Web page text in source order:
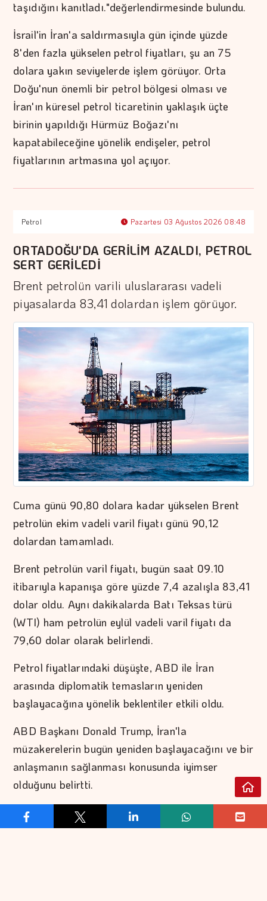
taşıdığını kanıtladı."değerlendirmesinde bulundu.
İsrail'in İran'a saldırmasıyla gün içinde yüzde
8'den fazla yükselen petrol fiyatları, şu an 75
dolara yakın seviyelerde işlem görüyor. Orta
Doğu'nun önemli bir petrol bölgesi olması ve
İran'ın küresel petrol ticaretinin yaklaşık üçte
birinin yapıldığı Hürmüz Boğazı'nı
kapatabileceğine yönelik endişeler, petrol
fiyatlarının artmasına yol açıyor.
Petrol Pazartesi 03 Ağustos 2026 08:48
ORTADOĞU'DA GERİLİM AZALDI, PETROL
SERT GERİLEDİ
Brent petrolün varili uluslararası vadeli
piyasalarda 83,41 dolardan işlem görüyor.
Cuma günü 90,80 dolara kadar yükselen Brent
petrolün ekim vadeli varil fiyatı günü 90,12
dolardan tamamladı.
Brent petrolün varil fiyatı, bugün saat 09.10
itibarıyla kapanışa göre yüzde 7,4 azalışla 83,41
dolar oldu. Aynı dakikalarda Batı Teksas türü
(WTI) ham petrolün eylül vadeli varil fiyatı da
79,60 dolar olarak belirlendi.
Petrol fiyatlarındaki düşüşte, ABD ile İran
arasında diplomatik temasların yeniden
başlayacağına yönelik beklentiler etkili oldu.
ABD Başkanı Donald Trump, İran'la
müzakerelerin bugün yeniden başlayacağını ve bir
anlaşmanın sağlanması konusunda iyimser
olduğunu belirtti.
Trump ayrıca, Hürmüz Boğazı'nın açılması ve
İran'ın "nükleer silahsızlandırılması" konusunda